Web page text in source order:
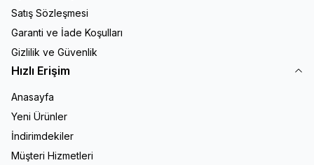
Satış Sözleşmesi
Garanti ve İade Koşulları
Gizlilik ve Güvenlik
Hızlı Erişim
Anasayfa
Yeni Ürünler
İndirimdekiler
Müşteri Hizmetleri